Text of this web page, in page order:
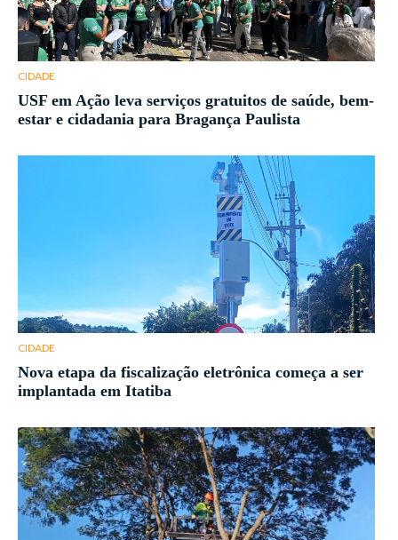
CIDADE
USF em Ação leva serviços gratuitos de saúde, bem-
estar e cidadania para Bragança Paulista
CIDADE
Nova etapa da fiscalização eletrônica começa a ser
implantada em Itatiba